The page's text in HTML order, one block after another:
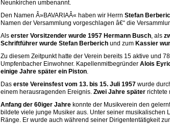
Neunkirchen umbenannt.
Den Namen Â»BAVARIAÂ« haben wir Herrn Stefan
Namen der Versammlung vorgeschlagen â€“ die
Als erster Vorsitzender wurde 1957 Hermann Busch, als
Schriftführer wurde Stefan Berberich und zum Kassier
Zu diesem Zeitpunkt hatte der Verein bereits 15 aktive und
Umpfenbacher Einwohner. Kapellenmitbegründer Alois
einige Jahre später ein Piston.
Das erste Vereinsfest vom 13. bis 15. Juli 1957 wurde
einem herausragenden Ereignis. Zwei Jahre später richtete
Anfang der 60iger Jahre konnte der Musikverein den
bildete viele junge Musiker aus. Unter seiner
Ränge. Er wurde auch während seiner Dirigententätigkeit